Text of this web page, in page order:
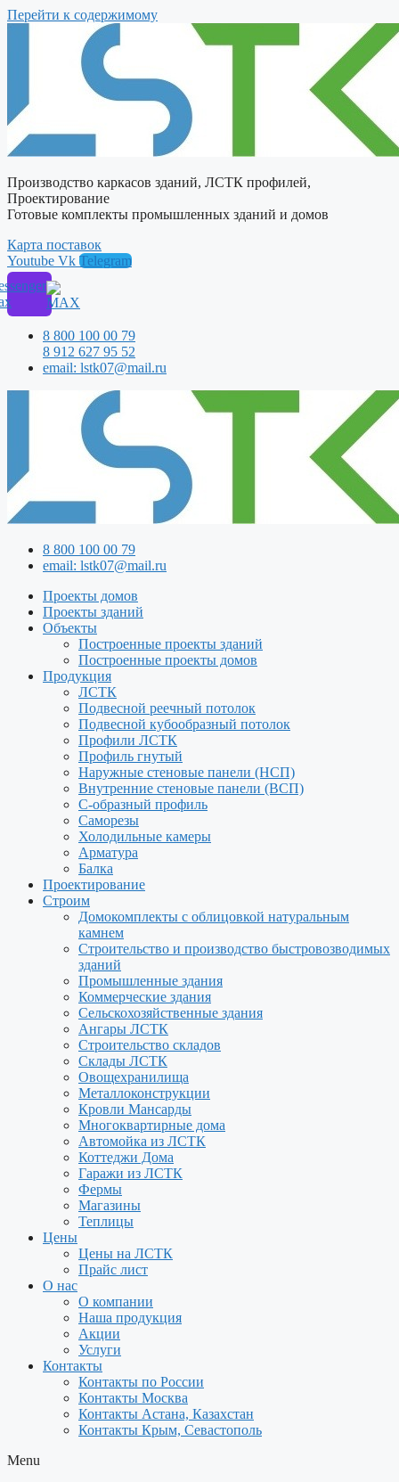
Перейти к содержимому
Производство каркасов зданий, ЛСТК профилей,
Проектирование
Готовые комплекты промышленных зданий и домов
Карта поставок
Youtube Vk Telegram
8 800 100 00 79
8 912 627 95 52
email: lstk07@mail.ru
8 800 100 00 79
email: lstk07@mail.ru
Проекты домов
Проекты зданий
Объекты
Построенные проекты зданий
Построенные проекты домов
Продукция
ЛСТК
Подвесной реечный потолок
Подвесной кубообразный потолок
Профили ЛСТК
Профиль гнутый
Наружные стеновые панели (НСП)
Внутренние стеновые панели (ВСП)
С-образный профиль
Саморезы
Холодильные камеры
Арматура
Балка
Проектирование
Строим
Домокомплекты с облицовкой натуральным
камнем
Строительство и производство быстровозводимых
зданий
Промышленные здания
Коммерческие здания
Сельскохозяйственные здания
Ангары ЛСТК
Строительство складов
Склады ЛСТК
Овощехранилища
Металлоконструкции
Кровли Мансарды
Многоквартирные дома
Автомойка из ЛСТК
Коттеджи Дома
Гаражи из ЛСТК
Фермы
Магазины
Теплицы
Цены
Цены на ЛСТК
Прайс лист
О нас
О компании
Наша продукция
Акции
Услуги
Контакты
Контакты по России
Контакты Москва
Контакты Астана, Казахстан
Контакты Крым, Севастополь
Menu